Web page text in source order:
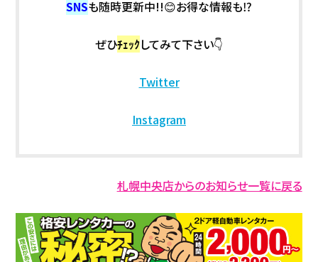
SNSも随時更新中!!😊お得な情報も⁉
ぜひﾁｪｯｸしてみて下さい👇
Twitter
Instagram
札幌中央店からのお知らせ一覧に戻る